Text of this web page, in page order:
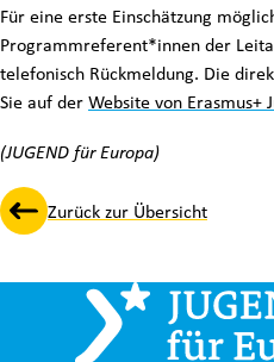
Für eine erste Einschätzung
Programmreferent*innen der
telefonisch Rückmeldung. Die
Sie auf derWebsite von Erasmus+
(JUGEND für Europa)
Zurück zur Übersicht